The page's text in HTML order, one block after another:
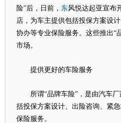
险”后，日前， 东风悦达起亚宣布
店，为车主提供包括投保方案设
协办等专业保险服务。这些推出“
市场。
提供更好的车险服务
所谓“品牌车险”，是由汽车厂
括投保方案设计、出险咨询、紧
保险服务。